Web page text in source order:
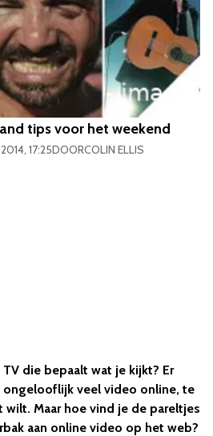
tips voor het weekend
17:25DOORCOLIN ELLIS
die bepaalt wat je kijkt? Er
veel video online, te
wilt. Maar hoe vind je de pareltjes
aan online video op het web?